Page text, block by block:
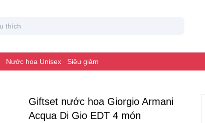
Nước hoa Unisex Siêu giảm
Giftset nước hoa Giorgio Armani
Acqua Di Gio EDT 4 món